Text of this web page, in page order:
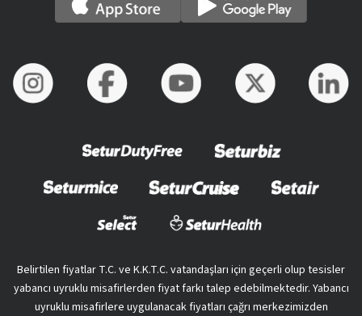
Belirtilen fiyatlar T.C. ve K.K.T.C. vatandaşları için geçerli olup tesisler
yabancı uyruklu misafirlerden fiyat farkı talep edebilmektedir. Yabancı
uyruklu misafirlere uygulanacak fiyatları çağrı merkezimizden